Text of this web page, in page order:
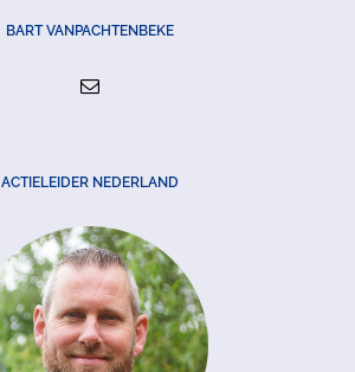
BART VANPACHTENBEKE
ACTIELEIDER NEDERLAND